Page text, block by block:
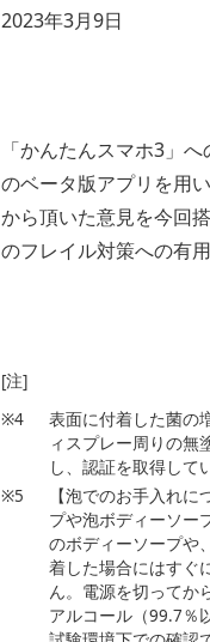
2023年3月9日
「かんたんスマホ3」
のベータ版アプリを用
から頂いた意見を今回
のフレイル対策への有
[注]
※4
表面に付着した菌の
ィスプレー周りの無
し、認証を取得して
※5
【泡でのお手入れ
プや泡ボディーソー
のボディーソープや
着した場合にはすぐ
ん。電源を切ってか
アルコール（99.7％